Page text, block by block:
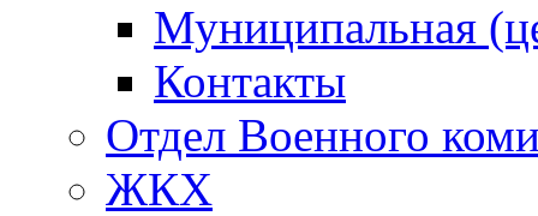
Муниципальная
Контакты
Отдел Военного
ЖКХ